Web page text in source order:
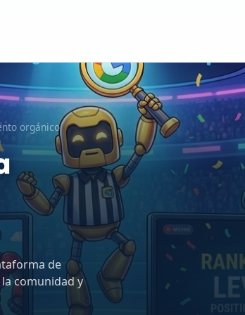
orgánico
de
comunidad y